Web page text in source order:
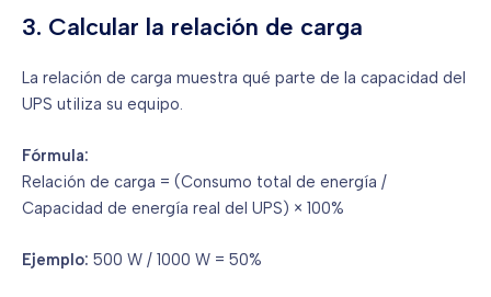
3. Calcular la relación de carga
La relación de carga muestra qué parte de la capacidad del
UPS utiliza su equipo.
Fórmula:
Relación de carga = (Consumo total de energía /
Capacidad de energía real del UPS) × 100%
Ejemplo: 500 W / 1000 W = 50%